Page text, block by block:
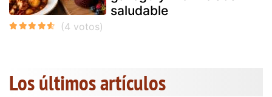
saludable
Los últimos artículos